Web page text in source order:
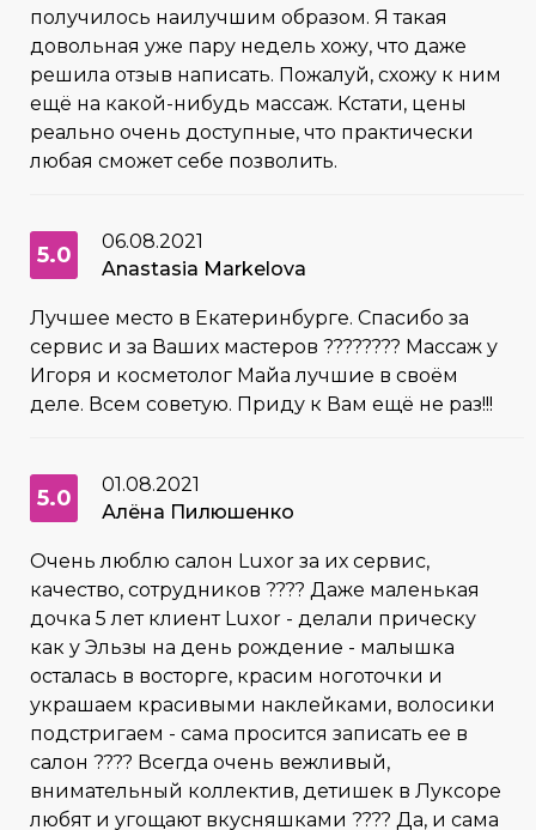
получилось наилучшим образом. Я такая
довольная уже пару недель хожу, что даже
решила отзыв написать. Пожалуй, схожу к ним
ещё на какой-нибудь массаж. Кстати, цены
реально очень доступные, что практически
любая сможет себе позволить.
5.0
06.08.2021
Anastasia Markelova
Лучшее место в Екатеринбурге. Спасибо за
сервис и за Ваших мастеров ???????? Массаж у
Игоря и косметолог Майа лучшие в своём
деле. Всем советую. Приду к Вам ещё не раз!!!
5.0
01.08.2021
Алёна Пилюшенко
Очень люблю салон Luxor за их сервис,
качество, сотрудников ???? Даже маленькая
дочка 5 лет клиент Luxor - делали прическу
как у Эльзы на день рождение - малышка
осталась в восторге, красим ноготочки и
украшаем красивыми наклейками, волосики
подстригаем - сама просится записать ее в
салон ???? Всегда очень вежливый,
внимательный коллектив, детишек в Луксоре
любят и угощают вкусняшками ???? Да, и сама